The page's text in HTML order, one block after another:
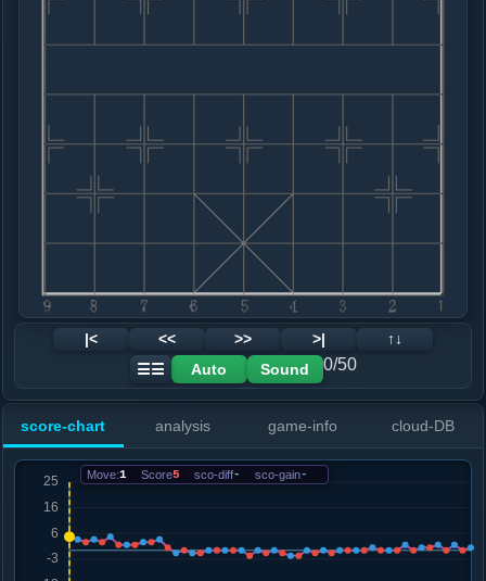
.....卒５进１
7. 车二进四
红+1
炮八进四
8. 炮六平四
红+0
.....车１进１
10. 车九平六
红+0
.....车４进３
红+0
红+0
.....马７进５
红+0
12. 炮八进四
黑+2
炮八进二
红+0
13. 兵五进一
黑+1
相五退七
.....车６平５
黑+2
15. 炮八平五
.....马３进５
16. 车二平六
黑+1
|< << >> >|
↑↓
☰☰
Auto Sound 0/50
score-chart analysis game-info cloud-DB
Move:1 Score5 sco-diff- sco-gain-